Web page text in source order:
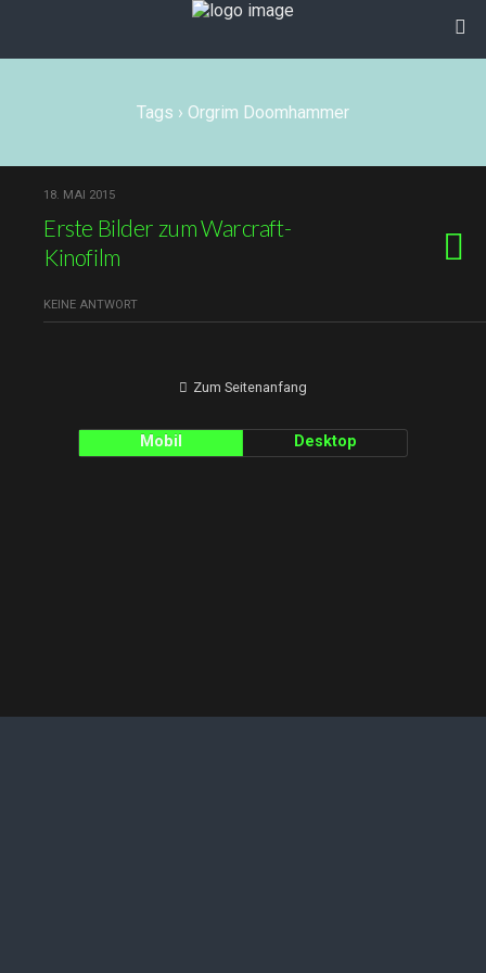
Tags › Orgrim Doomhammer
18. MAI 2015
Erste Bilder zum Warcraft-
Kinofilm
KEINE ANTWORT
Zum Seitenanfang
Mobil Desktop